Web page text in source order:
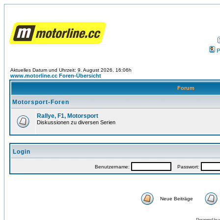
Aktuelles Datum und Uhrzeit: 9. August 2026, 16:06h
www.motorline.cc Foren-Übersicht
Forum
Motorsport-Foren
Rallye, F1, Motorsport
Diskussionen zu diversen Serien
Login
Benutzername: Passwort:
Neue Beiträge